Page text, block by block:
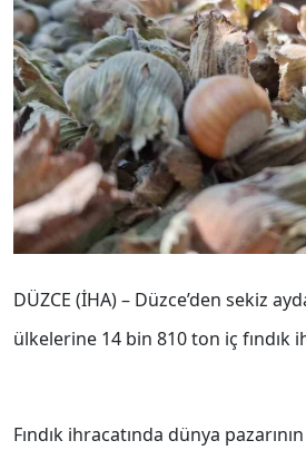
DÜZCE (İHA) – Düzce’den sekiz
ülkelerine 14 bin 810 ton iç fındık
Fındık ihracatında dünya